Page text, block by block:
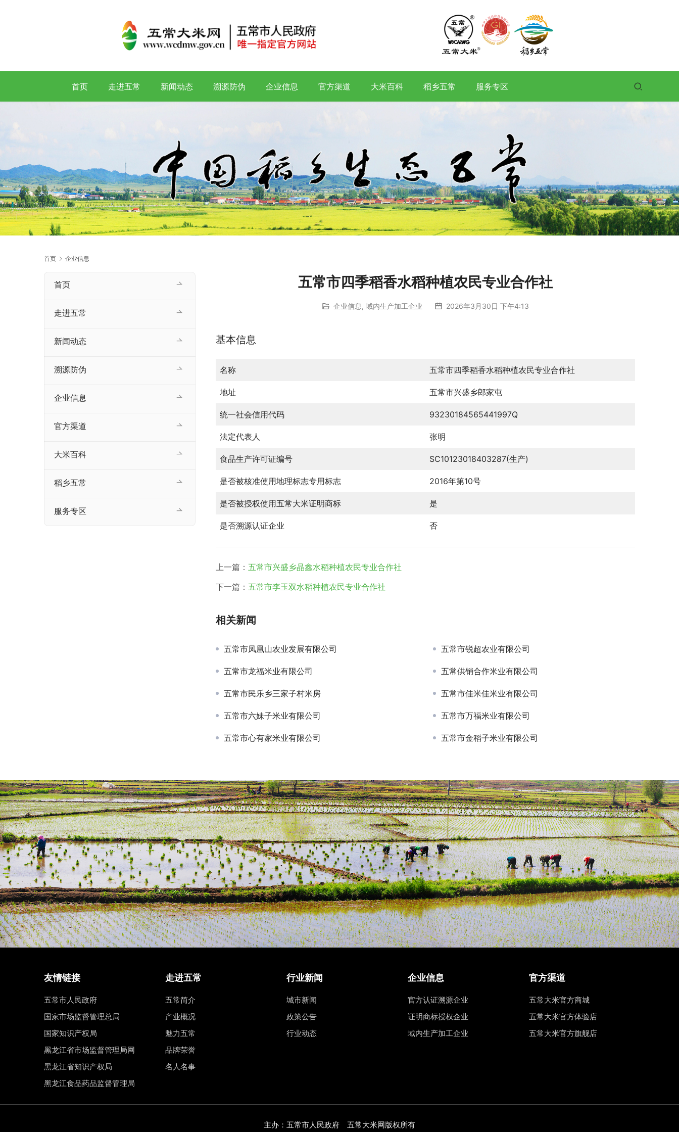
首页 走进五常 新闻动态 溯源防伪 企业信息 官方渠道 大米百科 稻乡五常 服务专区
首页 企业信息
五常市四季稻香水稻种植农民专业合作社
企业信息, 域内生产加工企业 2026年3月30日 下午4:13
基本信息
名称 五常市四季稻香水稻种植农民专业合作社
地址 五常市兴盛乡郎家屯
统一社会信用代码 93230184565441997Q
法定代表人 张明
食品生产许可证编号 SC10123018403287(生产)
是否被核准使用地理标志专用标志 2016年第10号
是否被授权使用五常大米证明商标 是
是否溯源认证企业 否
上一篇： 五常市兴盛乡晶鑫水稻种植农民专业合作社
下一篇： 五常市李玉双水稻种植农民专业合作社
相关新闻
五常市凤凰山农业发展有限公司 五常市锐超农业有限公司
五常市龙福米业有限公司 五常供销合作米业有限公司
五常市民乐乡三家子村米房 五常市佳米佳米业有限公司
五常市六妹子米业有限公司 五常市万福米业有限公司
五常市心有家米业有限公司 五常市金稻子米业有限公司
首页
走进五常
新闻动态
溯源防伪
企业信息
官方渠道
大米百科
稻乡五常
服务专区
友情链接
五常市人民政府
国家市场监督管理总局
国家知识产权局
黑龙江省市场监督管理局网
黑龙江省知识产权局
黑龙江食品药品监督管理局
走进五常
五常简介
产业概况
魅力五常
品牌荣誉
名人名事
行业新闻
城市新闻
政策公告
行业动态
企业信息
官方认证溯源企业
证明商标授权企业
域内生产加工企业
官方渠道
五常大米官方商城
五常大米官方体验店
五常大米官方旗舰店
主办：五常市人民政府 五常大米网版权所有